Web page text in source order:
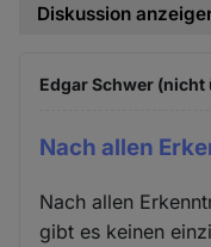
Diskussion
Edgar Schwer
Nach allen
Nach allen
gibt es keinen